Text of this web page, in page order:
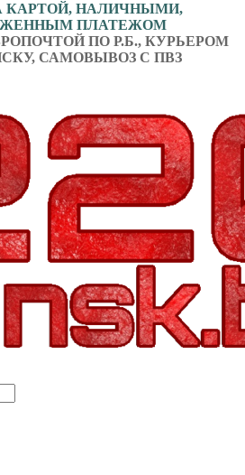
КАРТОЙ, НАЛИЧНЫМИ,
ПЛАТЕЖОМ
ПО Р.Б., КУРЬЕРОМ
САМОВЫВОЗ С ПВЗ